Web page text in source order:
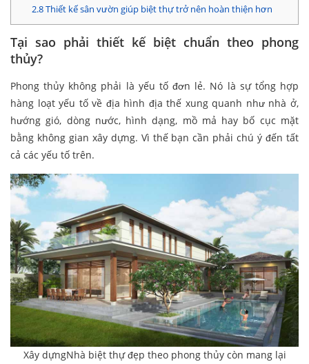
2.8Thiết kế sân vườn giúp biệt thự trở nên hoàn thiện hơn
Tại sao phải thiết kế biệt chuẩn theo phong
thủy?
Phong thủy không phải là yếu tố đơn lẻ. Nó là sự tổng hợp
hàng loạt yếu tố về địa hình địa thế xung quanh như nhà ở,
hướng gió, dòng nước, hình dạng, mồ mả hay bố cục mặt
bằng không gian xây dựng. Vì thế bạn cần phải chú ý đến tất
cả các yếu tố trên.
Xây dựngNhà biệt thự đẹp theo phong thủy còn mang lại